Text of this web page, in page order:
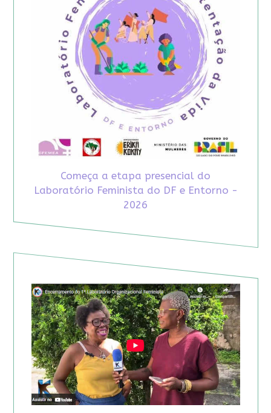
Começa a etapa presencial do
Laboratório Feminista do DF e Entorno -
2026